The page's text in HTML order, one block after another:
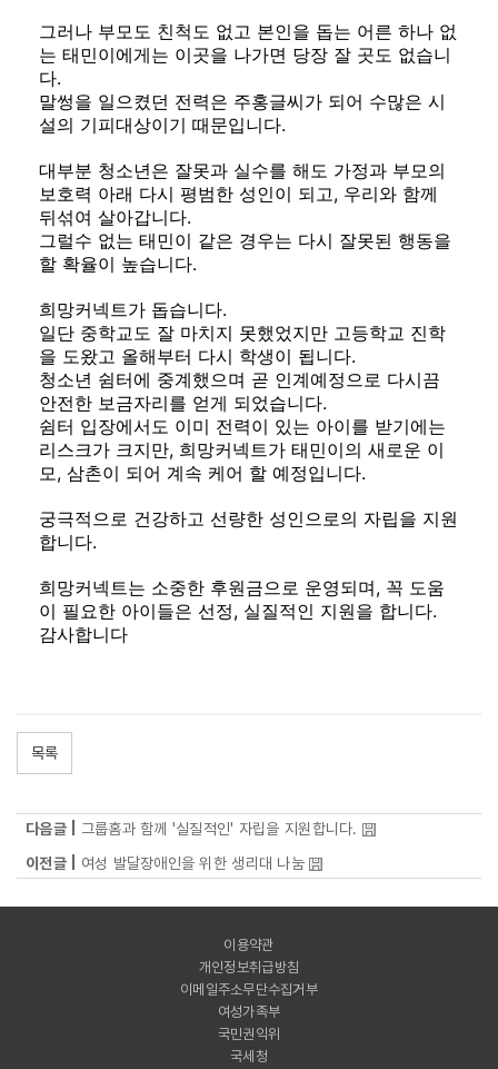
그러나 부모도 친척도 없고 본인을 돕는 어른 하나 없
는 태민이에게는 이곳을 나가면 당장 잘 곳도 없습니
다.
말썽을 일으켰던 전력은 주홍글씨가 되어 수많은 시
설의 기피대상이기 때문입니다.
대부분 청소년은 잘못과 실수를 해도 가정과 부모의
보호력 아래 다시 평범한 성인이 되고, 우리와 함께
뒤섞여 살아갑니다.
그럴수 없는 태민이 같은 경우는 다시 잘못된 행동을
할 확율이 높습니다.
희망커넥트가 돕습니다.
일단 중학교도 잘 마치지 못했었지만 고등학교 진학
을 도왔고 올해부터 다시 학생이 됩니다.
청소년 쉼터에 중계했으며 곧 인계예정으로 다시끔
안전한 보금자리를 얻게 되었습니다.
쉼터 입장에서도 이미 전력이 있는 아이를 받기에는
리스크가 크지만, 희망커넥트가 태민이의 새로운 이
모, 삼촌이 되어 계속 케어 할 예정입니다.
궁극적으로 건강하고 선량한 성인으로의 자립을 지원
합니다.
희망커넥트는 소중한 후원금으로 운영되며, 꼭 도움
이 필요한 아이들은 선정, 실질적인 지원을 합니다.
감사합니다
목록
다음글 | 그룹홈과 함께 '실질적인' 자립을 지원합니다.
이전글 | 여성 발달장애인을 위한 생리대 나눔
이용약관
개인정보취급방침
이메일주소무단수집거부
여성가족부
국민권익위
국세청